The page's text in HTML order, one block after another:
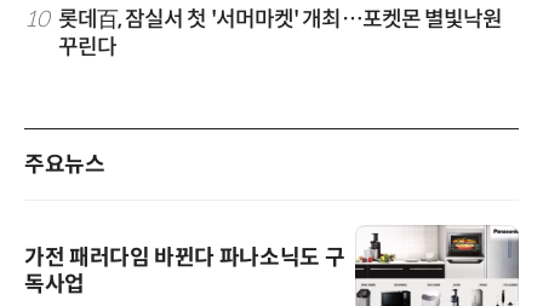
10 롯데百, 잠실서 첫 '서머마켓' 개최…포켓몬 별빛낙원
꾸린다
주요뉴스
가전 패러다임 바뀐다 파나소닉도 구
독사업